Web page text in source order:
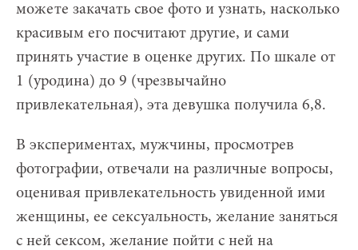
можете закачать свое фото и узнать, насколько
красивым его посчитают другие, и сами
принять участие в оценке других. По шкале от
1 (уродина) до 9 (чрезвычайно
привлекательная), эта девушка получила 6,8.
В экспериментах, мужчины, просмотрев
фотографии, отвечали на различные вопросы,
оценивая привлекательность увиденной ими
женщины, ее сексуальность, желание заняться
с ней сексом, желание пойти с ней на